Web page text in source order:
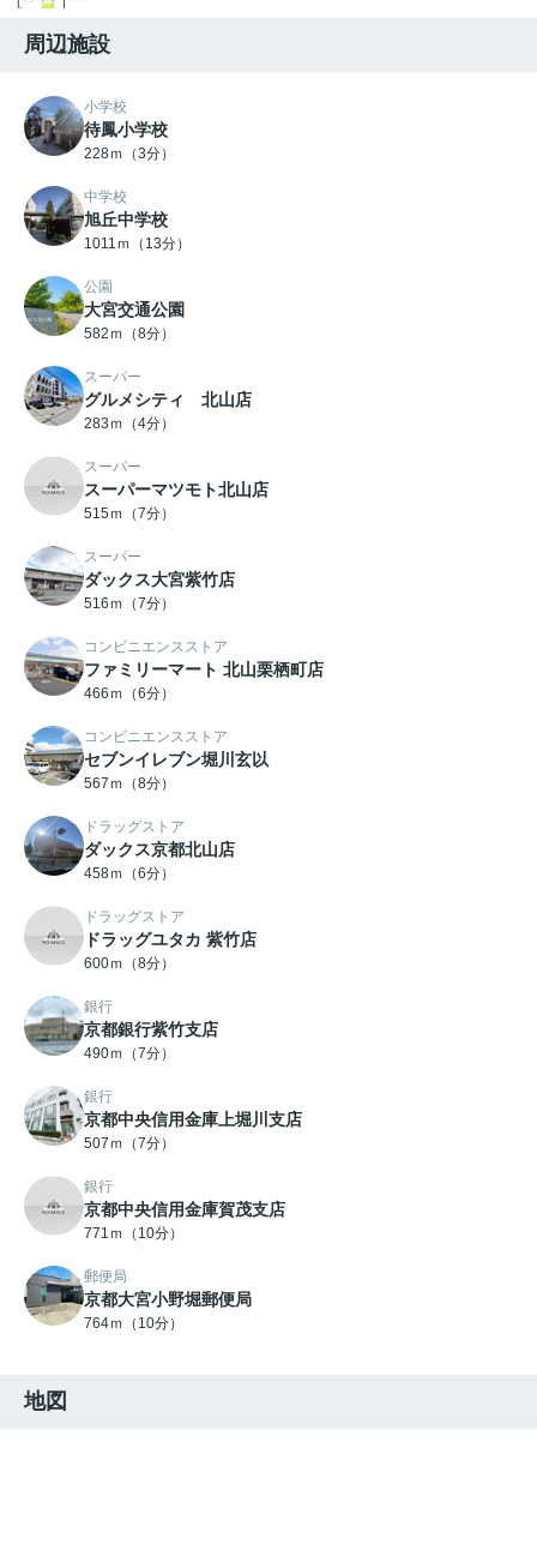
周辺施設
小学校
待鳳小学校
228ｍ（3分）
中学校
旭丘中学校
1011ｍ（13分）
公園
大宮交通公園
582ｍ（8分）
スーパー
グルメシティ 北山店
283ｍ（4分）
スーパー
スーパーマツモト北山店
515ｍ（7分）
スーパー
ダックス大宮紫竹店
516ｍ（7分）
コンビニエンスストア
ファミリーマート 北山栗栖町店
466ｍ（6分）
コンビニエンスストア
セブンイレブン堀川玄以
567ｍ（8分）
ドラッグストア
ダックス京都北山店
458ｍ（6分）
ドラッグストア
ドラッグユタカ 紫竹店
600ｍ（8分）
銀行
京都銀行紫竹支店
490ｍ（7分）
銀行
京都中央信用金庫上堀川支店
507ｍ（7分）
銀行
京都中央信用金庫賀茂支店
771ｍ（10分）
郵便局
京都大宮小野堀郵便局
764ｍ（10分）
地図